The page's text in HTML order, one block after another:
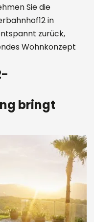
Sie die
in
zurück,
Wohnkonzept
bringt